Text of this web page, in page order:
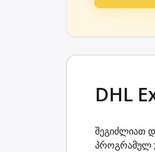
DHL
შეგიძლიათ
პროგრამულ